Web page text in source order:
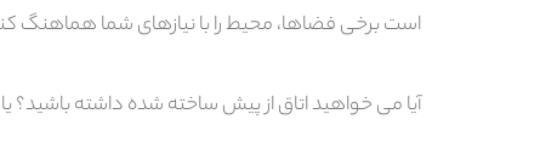
است برخی فضاها، محیط را با نیازهای شما هماهنگ
آیا می خواهید اتاق از پیش ساخته شده داشته باشید؟